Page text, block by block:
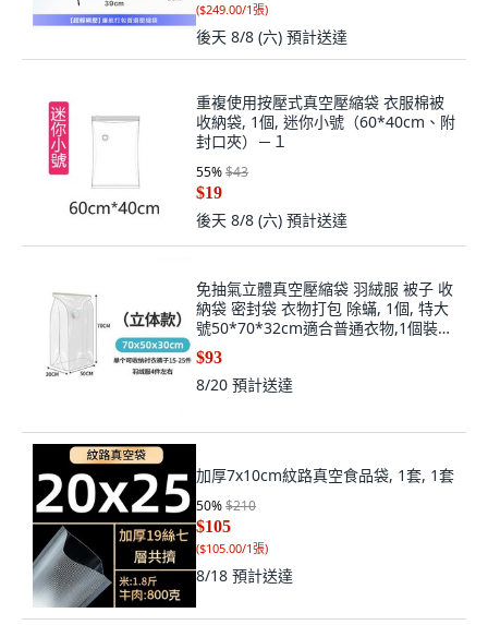
($249.00/1張)
後天 8/8 (六) 預計送達
重複使用按壓式真空壓縮袋 衣服棉被
收納袋, 1個, 迷你小號（60*40cm、附
封口夾）－１
55%$43
$19
後天 8/8 (六) 預計送達
免抽氣立體真空壓縮袋 羽絨服 被子 收
納袋 密封袋 衣物打包 除蟎, 1個, 特大
號50*70*32cm適合普通衣物,1個裝免
抽氣8D立體可省70%空間
$93
8/20 預計送達
加厚7x10cm紋路真空食品袋, 1套, 1套
50%$210
$105
($105.00/1張)
8/18 預計送達